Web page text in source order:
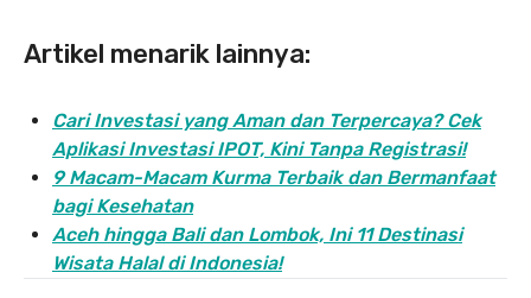
Artikel menarik lainnya:
Cari Investasi yang Aman dan Terpercaya? Cek
Aplikasi Investasi IPOT, Kini Tanpa Registrasi!
9 Macam-Macam Kurma Terbaik dan Bermanfaat
bagi Kesehatan
Aceh hingga Bali dan Lombok, Ini 11 Destinasi
Wisata Halal di Indonesia!